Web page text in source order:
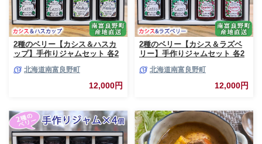
2種のベリー【カシス＆ハスカ
ップ】手作りジャムセット 各2
シス ハスカップ ソース 果実 て
んさい糖 無農薬 ポリフェノー
北海道南富良野町
12,000円
2種のベリー【カシス＆ラズベ
リー】手作りジャムセット 各2
リー カシス ラズベリー ソース
果実 てんさい糖 無農薬
北海道南富良野町
12,000円